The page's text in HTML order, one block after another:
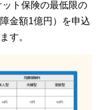
ト保険の最低限の
金額1億円）を申込
す。